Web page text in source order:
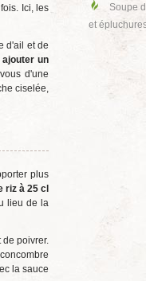
Ici, les
d'ail et de
ajouter un
d'une
ciselée,
plus
riz à 25 cl
lieu de la
poivrer.
la sauce
Soupe
et